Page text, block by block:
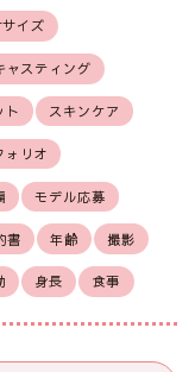
イズ
ャスティング
ト スキンケア
ォリオ
モデル応募
書 年齢 撮影
身長 食事